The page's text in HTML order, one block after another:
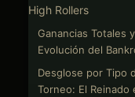
High Rollers
Ganancias Totales y
Evolución del
Desglose por Tipo
Torneo: El Reinado